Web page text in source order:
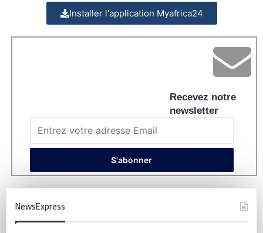
Installer l'application Myafrica24
Recevez notre
newsletter
NewsExpress